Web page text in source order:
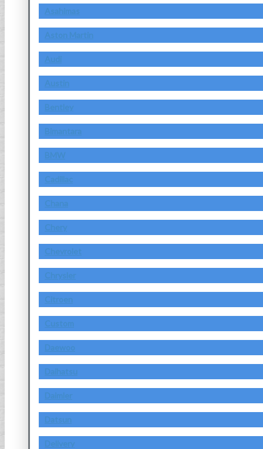
Asahimas
Aston Martin
Audi
Austin
Bentley
Bimantara
BMW
Cadillac
Chana
Chery
Chevrolet
Chrysler
Citroen
Custom
Daewoo
Daihatsu
Daimler
Datsun
Delivery